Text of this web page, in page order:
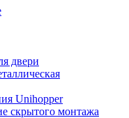
двери
Unihopper
скрытого монтажа